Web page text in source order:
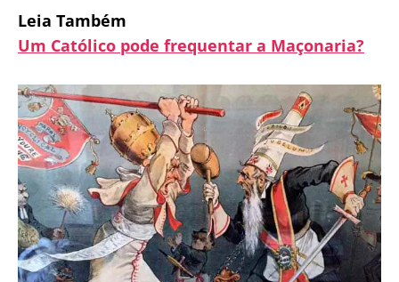
Leia Também
Um Católico pode frequentar a Maçonaria?